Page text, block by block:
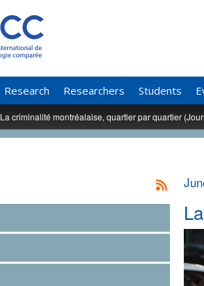
Research Researchers Students
La criminalité montréalaise, quartier par quartier